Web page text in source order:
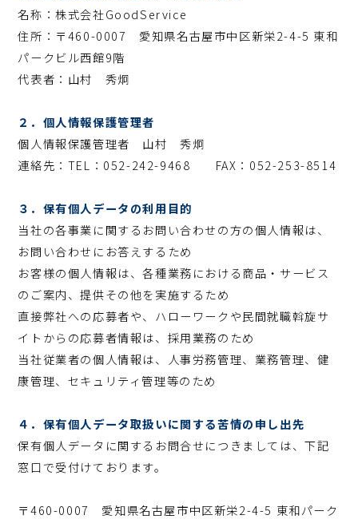
名称：株式会社GoodService
住所：〒460-0007 愛知県名古屋市中区新栄2-4-5 東和
パークビル西館9階
代表者：山村 秀炯
２．個人情報保護管理者
個人情報保護管理者 山村 秀炯
連絡先：TEL：052-242-9468 FAX：052-253-8514
３．保有個人データの利用目的
当社の各事業に関するお問い合わせの方の個人情報は、
お問い合わせにお答えするため
お客様の個人情報は、各種業務における商品・サービス
のご案内、提供その他を実施するため
直接弊社への応募者や、ハローワークや民間就職斡旋サ
イトからの応募者情報は、採用業務のため
当社従業者の個人情報は、人事労務管理、業務管理、健
康管理、セキュリティ管理等のため
４．保有個人データ取扱いに関する苦情の申し出先
保有個人データに関するお問合せにつきましては、下記
窓口で受付けております。
〒460-0007 愛知県名古屋市中区新栄2-4-5 東和パーク